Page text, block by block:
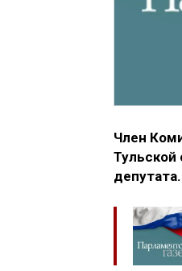
Член
депутата.